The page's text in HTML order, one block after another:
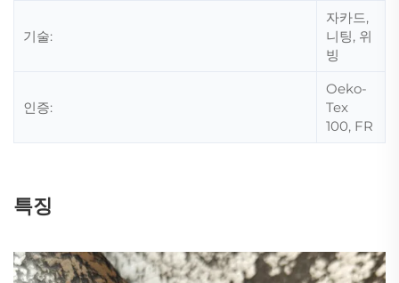
기술:
자카드,
니팅, 위
빙
인증:
Oeko-
Tex
100, FR
특징